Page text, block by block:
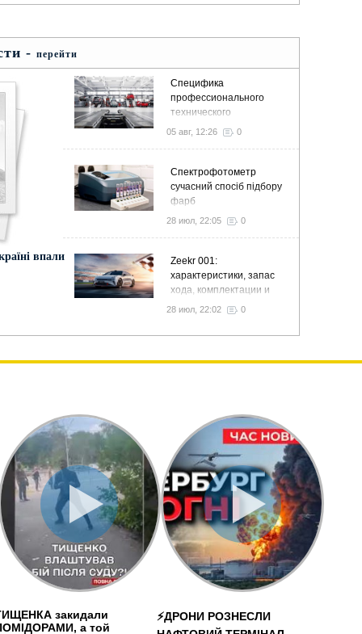
- перейти
впали
Специфика
профессионального
технического
обслуживания и ремонта
05 авг, 12:26 0
Спектрофотометр
сучасний спосіб підбору
фарб
28 июл, 22:05 0
Zeekr 001:
характеристики, запас
хода, комплектации и
особенности
28 июл, 22:02 0
закидали
а той
⚡️ДРОНИ РОЗНЕСЛИ